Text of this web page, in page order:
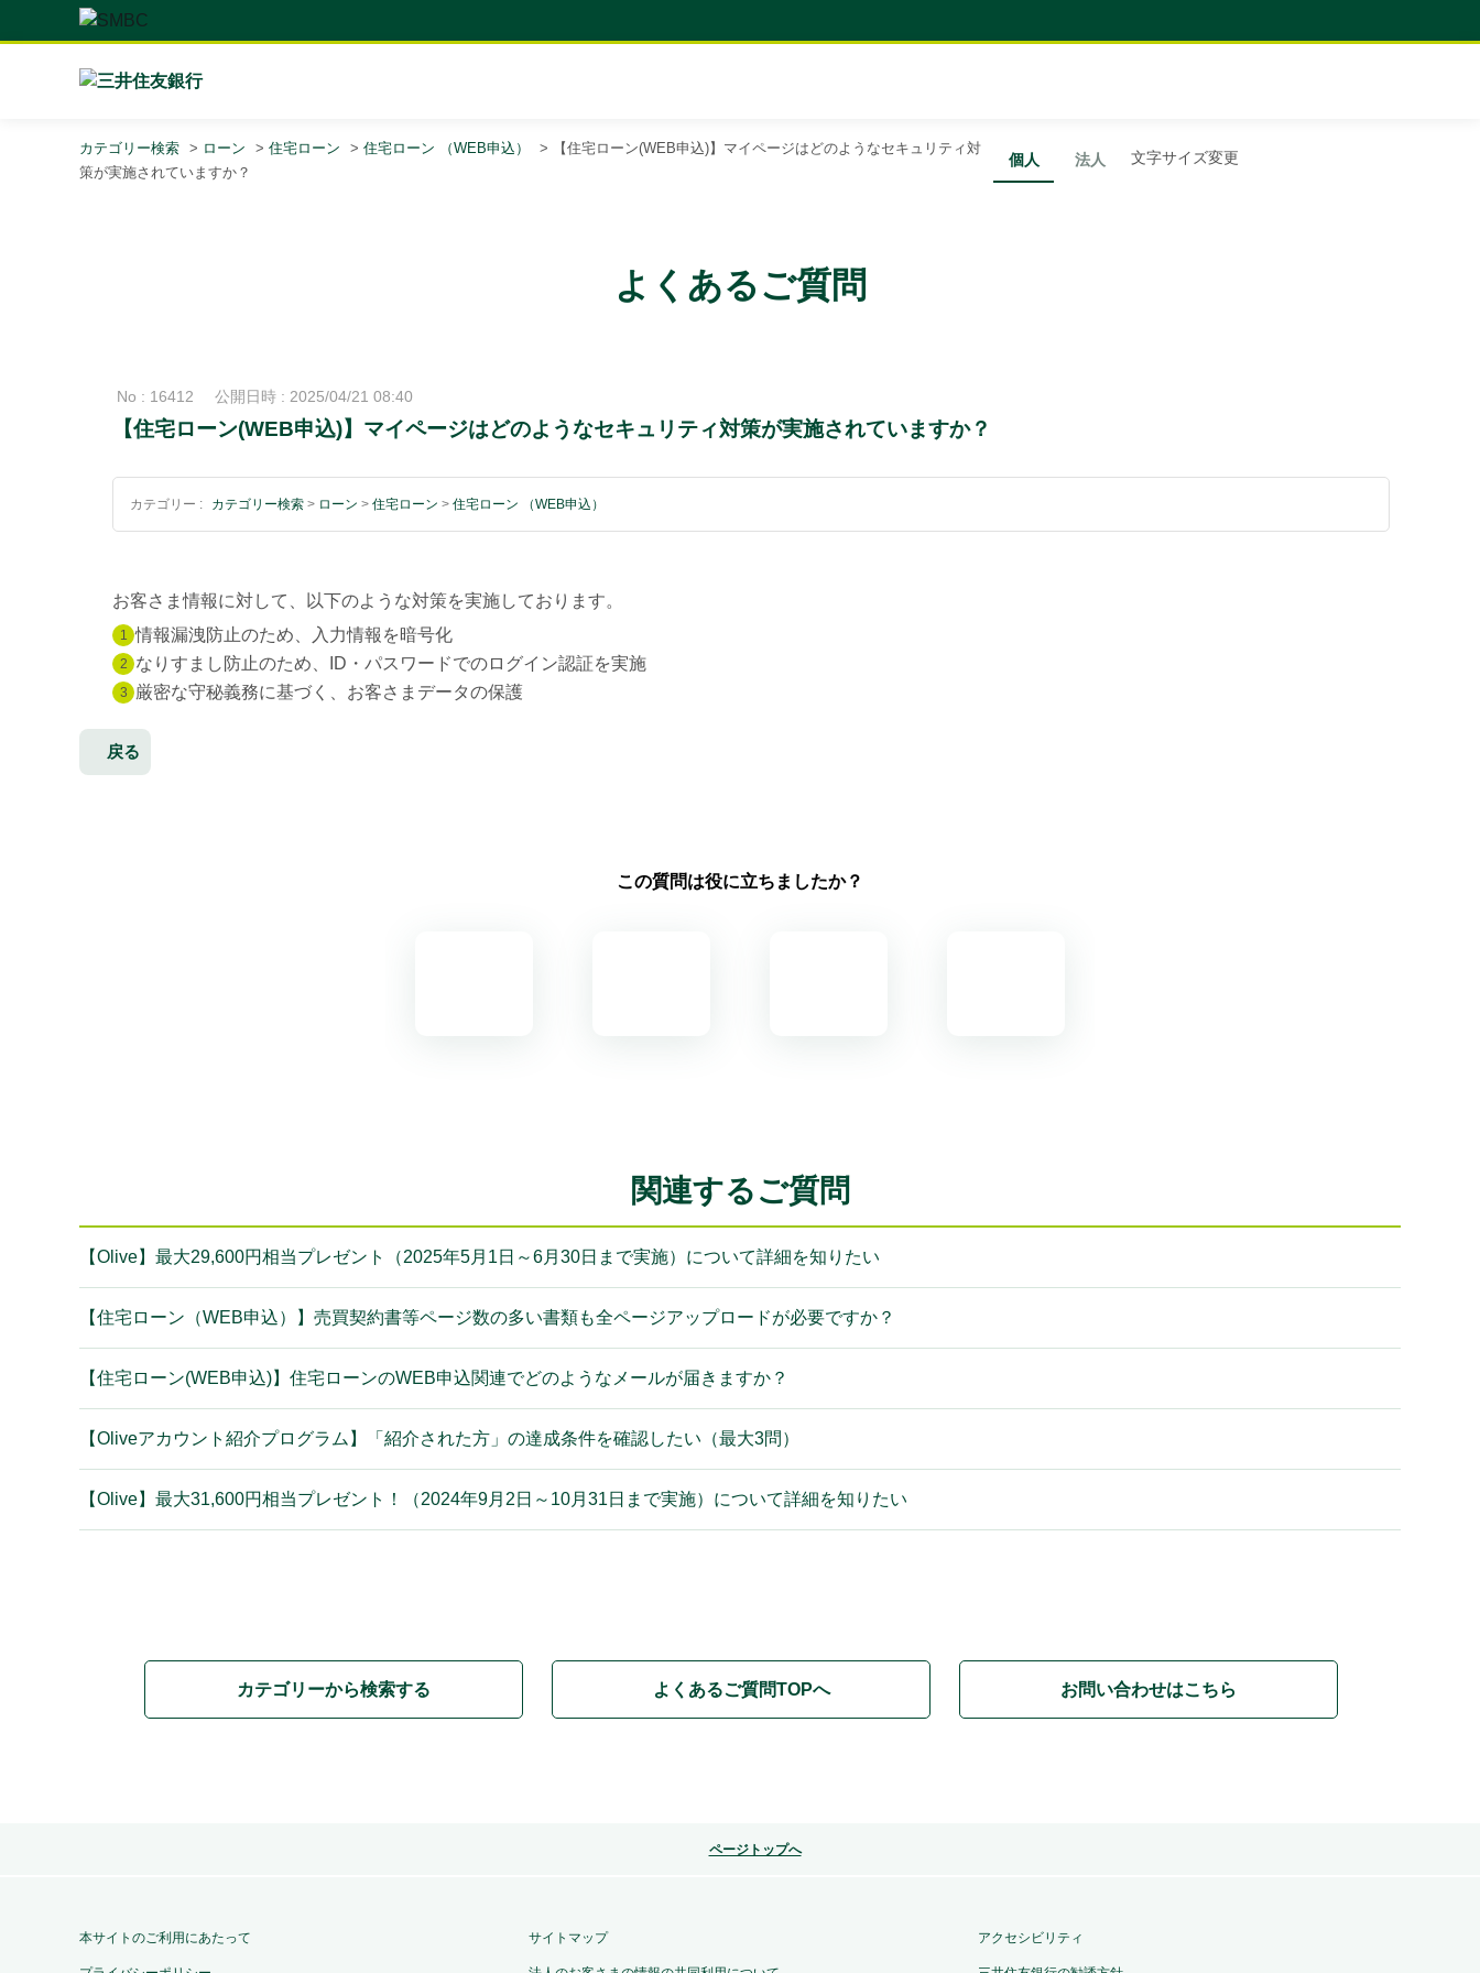
個人 法人 文字サイズ変更
カテゴリー検索 > ローン > 住宅ローン > 住宅ローン （WEB申込） >
【住宅ローン(WEB申込)】マイページはどのようなセキュリティ対
策が実施されていますか？
よくあるご質問
No : 16412 公開日時 : 2025/04/21 08:40
【住宅ローン(WEB申込)】マイページはどのようなセキュリティ対策が実施されていますか？
カテゴリー : カテゴリー検索 > ローン > 住宅ローン > 住宅ローン （WEB申込）
お客さま情報に対して、以下のような対策を実施しております。
1 情報漏洩防止のため、入力情報を暗号化
2 なりすまし防止のため、ID・パスワードでのログイン認証を実施
3 厳密な守秘義務に基づく、お客さまデータの保護
戻る
この質問は役に立ちましたか？
関連するご質問
【Olive】最大29,600円相当プレゼント（2025年5月1日～6月30日まで実施）について詳細を知りたい
【住宅ローン（WEB申込）】売買契約書等ページ数の多い書類も全ページアップロードが必要ですか？
【住宅ローン(WEB申込)】住宅ローンのWEB申込関連でどのようなメールが届きますか？
【Oliveアカウント紹介プログラム】「紹介された方」の達成条件を確認したい（最大3問）
【Olive】最大31,600円相当プレゼント！（2024年9月2日～10月31日まで実施）について詳細を知りたい
カテゴリーから検索する よくあるご質問TOPへ お問い合わせはこちら
ページトップへ
本サイトのご利用にあたって サイトマップ アクセシビリティ